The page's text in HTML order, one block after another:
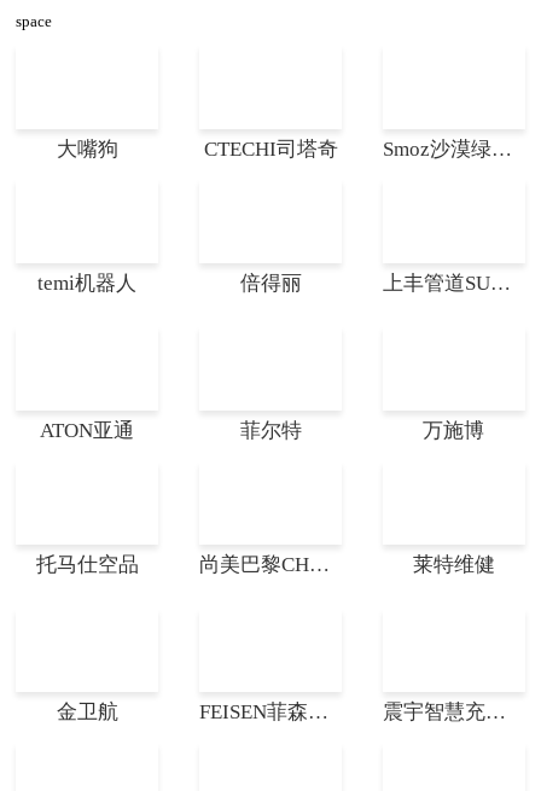
space
大嘴狗 CTECHI司塔奇 Smoz沙漠绿洲漆
temi机器人 倍得丽 上丰管道SUNPHO
ATON亚通 菲尔特 万施博
托马仕空品 尚美巴黎CHAUMET 莱特维健
金卫航 FEISEN菲森乐器 震宇智慧充电桩